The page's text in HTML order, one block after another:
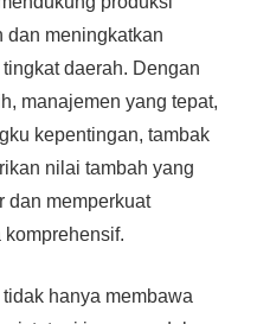
dan meningkatkan
daerah. Dengan
manajemen yang tepat,
kepentingan, tambak
nilai tambah yang
dan memperkuat
hanya membawa